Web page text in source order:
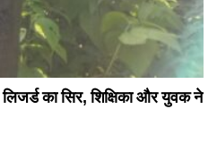
का सिर, शिक्षिका और युवक ने